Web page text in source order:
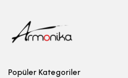
Popüler Kategoriler